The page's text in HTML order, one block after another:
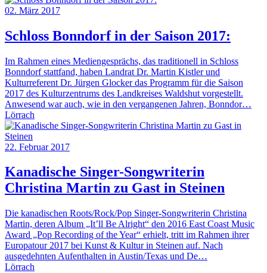
02. März 2017
Schloss Bonndorf in der Saison 2017:
Im Rahmen eines Mediengesprächs, das traditionell in Schloss
Bonndorf stattfand, haben Landrat Dr. Martin Kistler und
Kulturreferent Dr. Jürgen Glocker das Programm für die Saison
2017 des Kulturzentrums des Landkreises Waldshut vorgestellt.
Anwesend war auch, wie in den vergangenen Jahren, Bonndor…
Lörrach
22. Februar 2017
Kanadische Singer-Songwriterin
Christina Martin zu Gast in Steinen
Die kanadischen Roots/Rock/Pop Singer-Songwriterin Christina
Martin, deren Album „It’ll Be Alright“ den 2016 East Coast Music
Award „Pop Recording of the Year“ erhielt, tritt im Rahmen ihrer
Europatour 2017 bei Kunst & Kultur in Steinen auf. Nach
ausgedehnten Aufenthalten in Austin/Texas und De…
Lörrach